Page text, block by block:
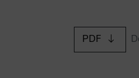
PDF